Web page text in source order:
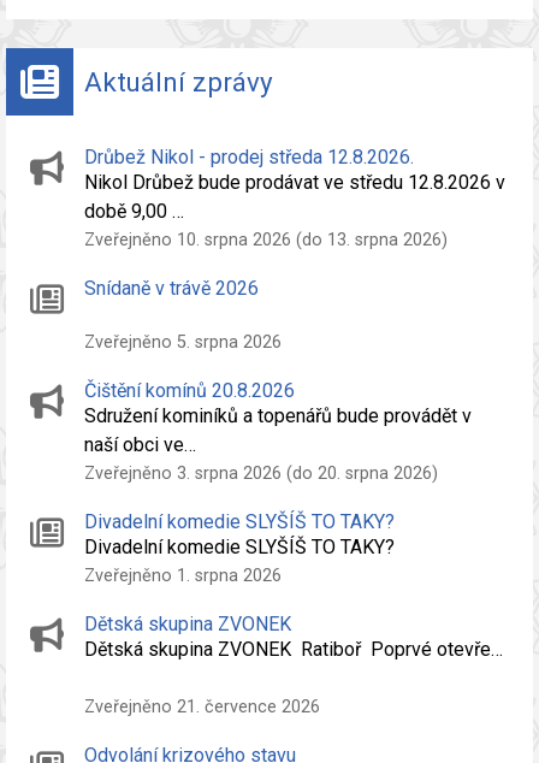
Aktuální zprávy
Drůbež Nikol - prodej středa 12.8.2026.
Nikol Drůbež bude prodávat ve středu 12.8.2026 v
době 9,00 …
Zveřejněno 10. srpna 2026 (do 13. srpna 2026)
Snídaně v trávě 2026
Zveřejněno 5. srpna 2026
Čištění komínů 20.8.2026
Sdružení kominíků a topenářů bude provádět v
naší obci ve…
Zveřejněno 3. srpna 2026 (do 20. srpna 2026)
Divadelní komedie SLYŠÍŠ TO TAKY?
Divadelní komedie SLYŠÍŠ TO TAKY?
Zveřejněno 1. srpna 2026
Dětská skupina ZVONEK
Dětská skupina ZVONEK Ratiboř Poprvé otevře…
Zveřejněno 21. července 2026
Odvolání krizového stavu